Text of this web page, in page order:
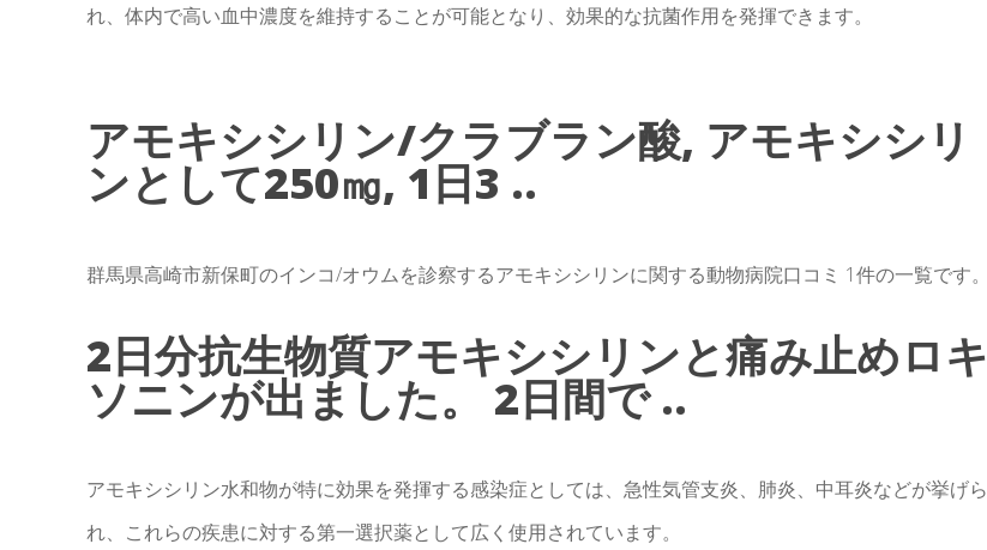
れ、体内で高い血中濃度を維持することが可能となり、効果的な抗菌作用を発揮できます。
アモキシシリン/クラブラン酸, アモキシシリ
ンとして250㎎, 1日3 ..
群馬県高崎市新保町のインコ/オウムを診察するアモキシシリンに関する動物病院口コミ 1件の一覧です。
2日分抗生物質アモキシシリンと痛み止めロキ
ソニンが出ました。 2日間で ..
アモキシシリン水和物が特に効果を発揮する感染症としては、急性気管支炎、肺炎、中耳炎などが挙げら
れ、これらの疾患に対する第一選択薬として広く使用されています。